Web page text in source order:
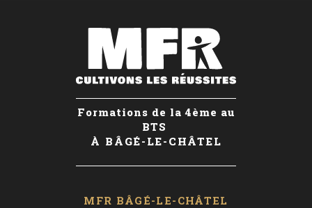
Formations de la 4ème au
BTS
À BÂGÉ-LE-CHÂTEL
MFR BÂGÉ-LE-CHÂTEL